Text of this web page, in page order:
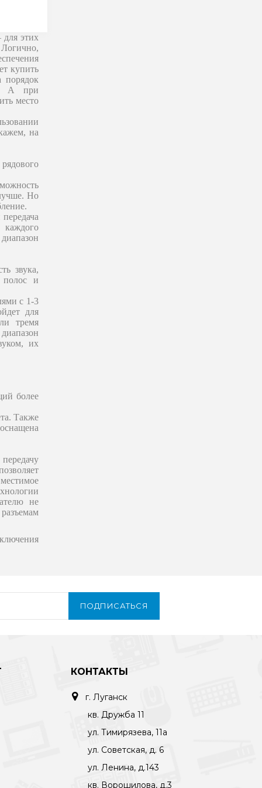
для этих
купить
порядок
А при
место
на
Но
звука,
полос и
с 1-3
для
тремя
их
более
Также
не
ПОДПИСАТЬСЯ
КОНТАКТЫ
г. Луганск
кв. Дружба 11
ул. Тимирязева, 11а
ул. Советская, д. 6
ул. Ленина, д.143
кв. Ворошилова, д.3